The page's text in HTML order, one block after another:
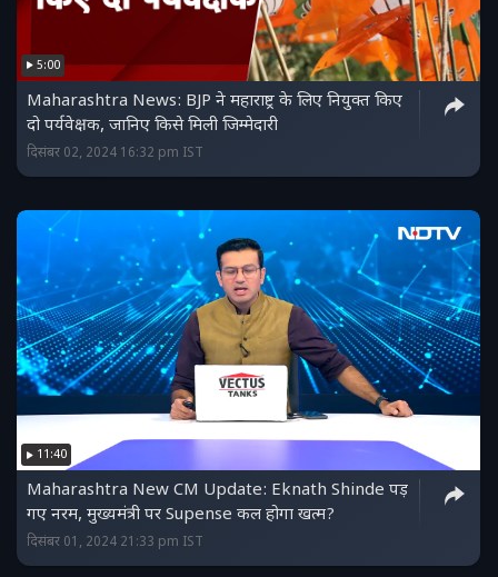
5:00
Maharashtra News: BJP ने महाराष्ट्र के लिए नियुक्त किए
दो पर्यवेक्षक, जानिए किसे मिली जिम्मेदारी
दिसंबर 02, 2024 16:32 pm IST
11:40
Maharashtra New CM Update: Eknath Shinde पड़
गए नरम, मुख्यमंत्री पर Supense कल होगा खत्म?
दिसंबर 01, 2024 21:33 pm IST